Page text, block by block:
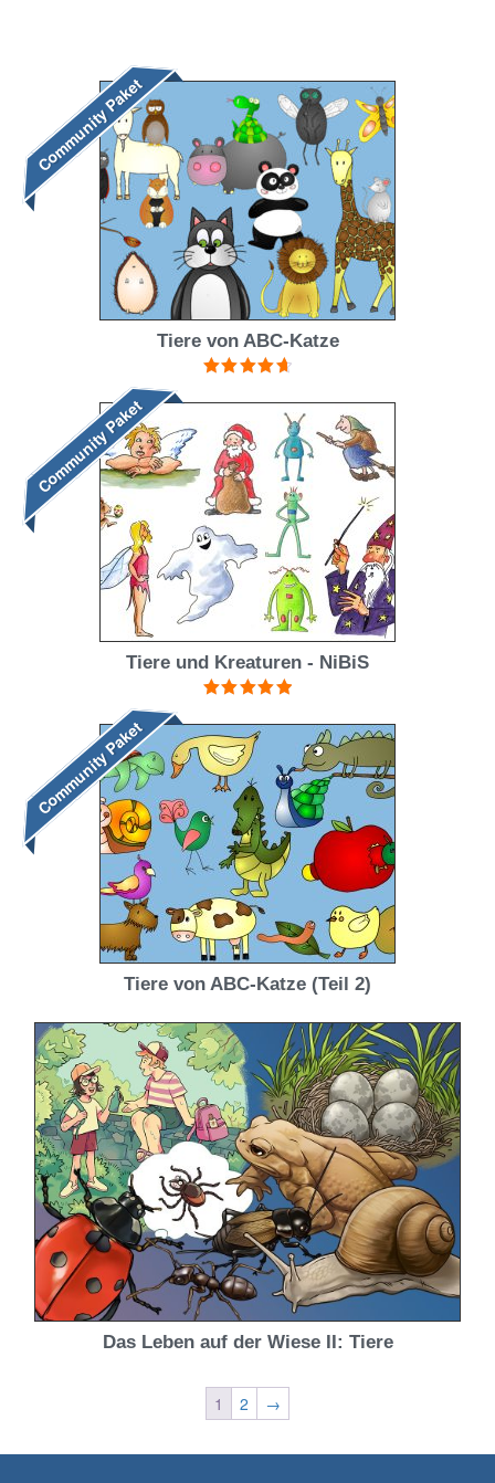
Community Paket
Tiere von ABC-Katze
mit4.75
Community Paket
Tiere und Kreaturen - NiBiS
5.00von 5
Community Paket
Tiere von ABC-Katze (Teil 2)
Das Leben auf der Wiese II: Tiere
1 2 →